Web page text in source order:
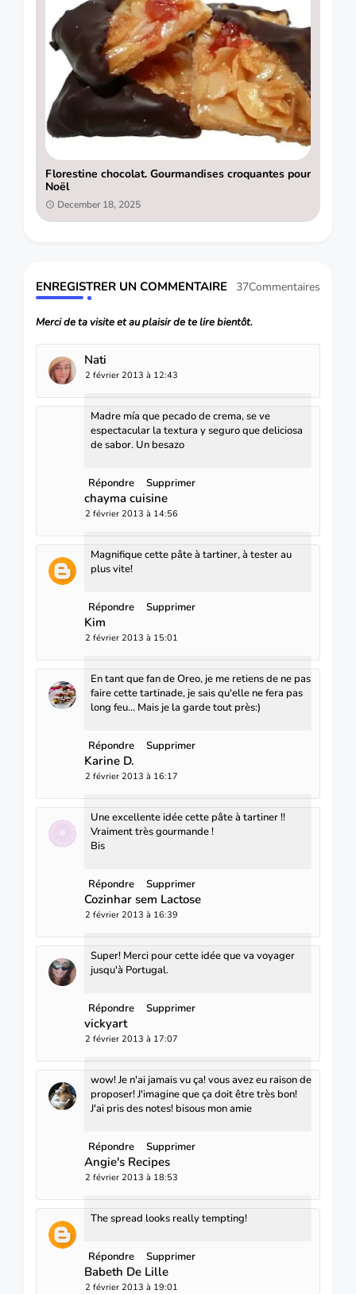
Florestine chocolat. Gourmandises croquantes pour
Noël
December 18, 2025
ENREGISTRER UN COMMENTAIRE 37Commentaires
Merci de ta visite et au plaisir de te lire bientôt.
Nati
2 février 2013 à 12:43
Madre mía que pecado de crema, se ve
espectacular la textura y seguro que deliciosa
de sabor. Un besazo
Répondre Supprimer
chayma cuisine
2 février 2013 à 14:56
Magnifique cette pâte à tartiner, à tester au
plus vite!
Répondre Supprimer
Kim
2 février 2013 à 15:01
En tant que fan de Oreo, je me retiens de ne pas
faire cette tartinade, je sais qu'elle ne fera pas
long feu... Mais je la garde tout près:)
Répondre Supprimer
Karine D.
2 février 2013 à 16:17
Une excellente idée cette pâte à tartiner !!
Vraiment très gourmande !
Bis
Répondre Supprimer
Cozinhar sem Lactose
2 février 2013 à 16:39
Super! Merci pour cette idée que va voyager
jusqu'à Portugal.
Répondre Supprimer
vickyart
2 février 2013 à 17:07
wow! Je n'ai jamais vu ça! vous avez eu raison de
proposer! J'imagine que ça doit être très bon!
J'ai pris des notes! bisous mon amie
Répondre Supprimer
Angie's Recipes
2 février 2013 à 18:53
The spread looks really tempting!
Répondre Supprimer
Babeth De Lille
2 février 2013 à 19:01